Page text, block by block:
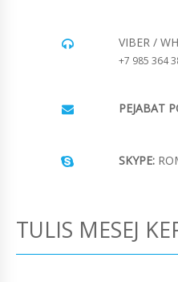
VIBER /
+7 985 364
PEJABAT
SKYPE:
TULIS MESEJ